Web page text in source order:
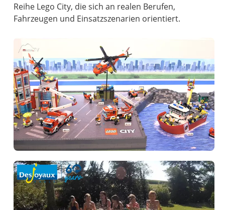
Reihe Lego City, die sich an realen Berufen,
Fahrzeugen und Einsatzszenarien orientiert.